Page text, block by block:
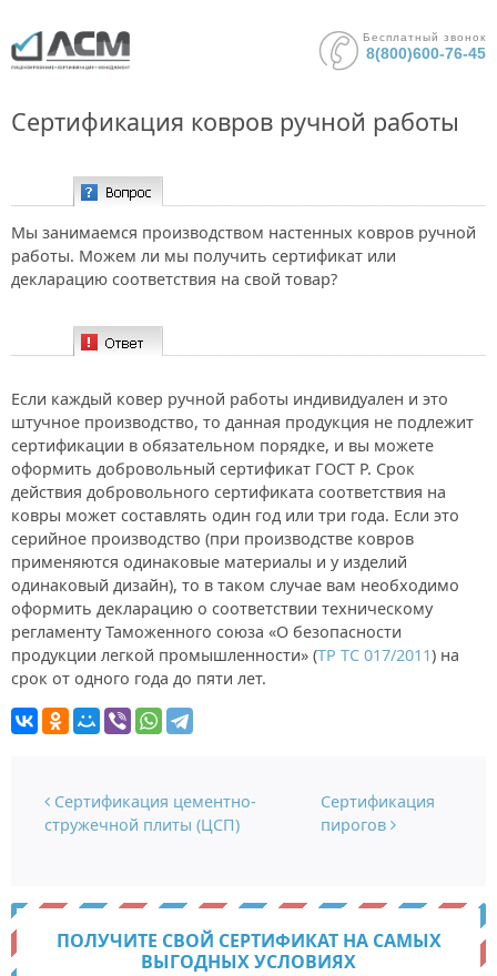
Бесплатный звонок
8(800)600-76-45
Сертификация ковров ручной работы
Вопрос:
Мы занимаемся производством настенных ковров ручной
работы. Можем ли мы получить сертификат или
декларацию соответствия на свой товар?
Если каждый ковер ручной работы индивидуален и это
штучное производство, то данная продукция не подлежит
сертификации в обязательном порядке, и вы можете
оформить добровольный сертификат ГОСТ Р. Срок
действия добровольного сертификата соответствия на
ковры может составлять один год или три года. Если это
серийное производство (при производстве ковров
применяются одинаковые материалы и у изделий
одинаковый дизайн), то в таком случае вам необходимо
оформить декларацию о соответствии техническому
регламенту Таможенного союза «О безопасности
продукции легкой промышленности» (ТР ТС 017/2011) на
срок от одного года до пяти лет.
Навигация по записям
Сертификация цементно-
стружечной плиты (ЦСП)
Сертификация
пирогов
ПОЛУЧИТЕ СВОЙ СЕРТИФИКАТ НА САМЫХ
ВЫГОДНЫХ УСЛОВИЯХ